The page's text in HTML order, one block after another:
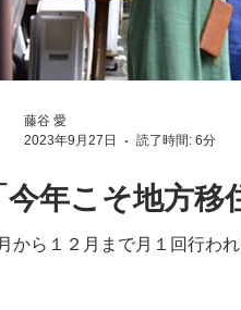
今年こそ地方
から１２月まで月１回行わ
藤谷 愛
2023年9月27日
読了時間: 6分